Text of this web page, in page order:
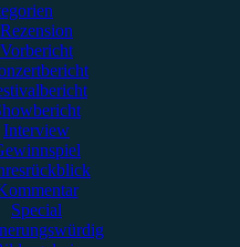
Rezension
Vorbericht
Interview
Special